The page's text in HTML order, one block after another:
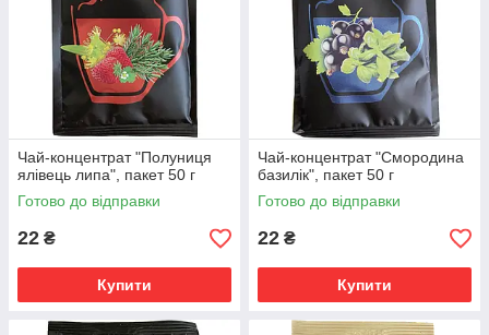
Чай-концентрат "Полуниця
ялівець липа", пакет 50 г
Готово до відправки
22 ₴
Купити
Чай-концентрат "Смородина
базилік", пакет 50 г
Готово до відправки
22 ₴
Купити